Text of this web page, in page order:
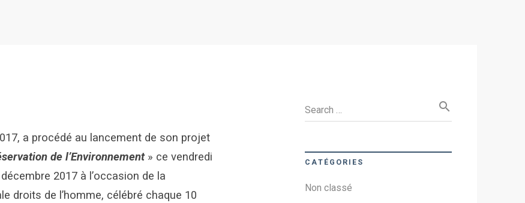
a procédé au lancement de son projet
de l’Environnement » ce vendredi
2017 à l’occasion de la
droits de l’homme, célébré chaque 10
Search … search
CATÉGORIES
Non classé